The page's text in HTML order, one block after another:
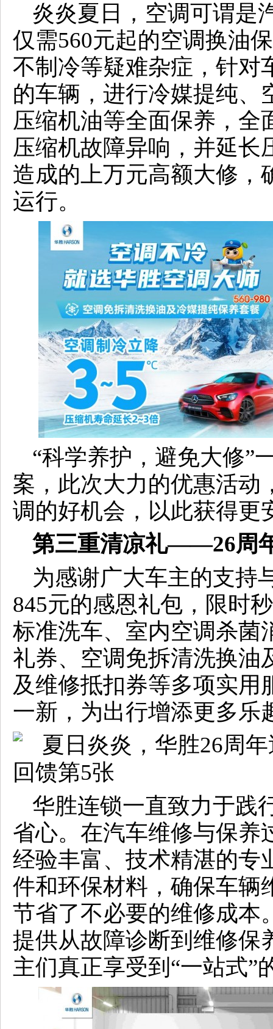
炎炎夏日，空调可谓是
仅需560元起的空调换油
不制冷等疑难杂症，针对
的车辆，进行冷媒提纯、
压缩机油等全面保养，全
压缩机故障异响，并延长
造成的上万元高额大修，
运行。
“科学养护，避免大修”
案，此次大力的优惠活动
调的好机会，以此获得更
第三重清凉礼——26周
为感谢广大车主的支持
845元的感恩礼包，限时
标准洗车、室内空调杀菌
礼券、空调免拆清洗换油
及维修抵扣券等多项实用
一新，为出行增添更多乐
华胜连锁一直致力于践
省心。在汽车维修与保养
经验丰富、技术精湛的专
件和环保材料，确保车辆
节省了不必要的维修成本
提供从故障诊断到维修保
主们真正享受到“一站式”